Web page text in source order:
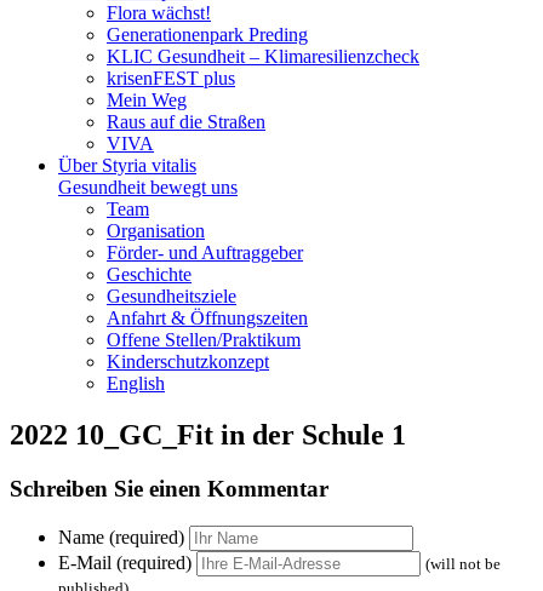
Flora wächst!
Generationenpark Preding
KLIC Gesundheit – Klimaresilienzcheck
krisenFEST plus
Mein Weg
Raus auf die Straßen
VIVA
Über Styria vitalis
Gesundheit bewegt uns
Team
Organisation
Förder- und Auftraggeber
Geschichte
Gesundheitsziele
Anfahrt & Öffnungszeiten
Offene Stellen/Praktikum
Kinderschutzkonzept
English
2022 10_GC_Fit in der Schule 1
Schreiben Sie einen Kommentar
Name (required)
E-Mail (required)
(will not be